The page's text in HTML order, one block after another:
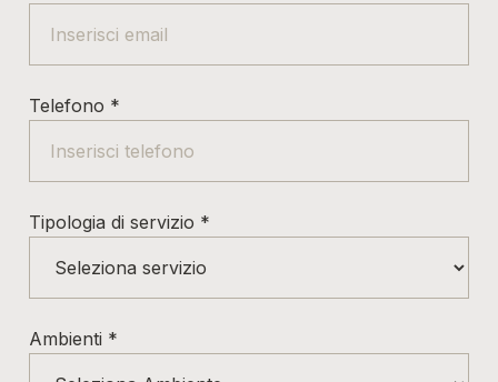
Telefono *
Tipologia di servizio *
Ambienti *